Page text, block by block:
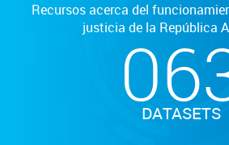
Recursos acerca del
justicia de la República
DATASETS